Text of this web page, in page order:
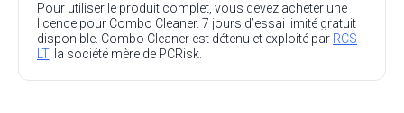
Pour utiliser le produit complet, vous devez acheter une
licence pour Combo Cleaner. 7 jours d’essai limité gratuit
disponible. Combo Cleaner est détenu et exploité par RCS
LT, la société mère de PCRisk.